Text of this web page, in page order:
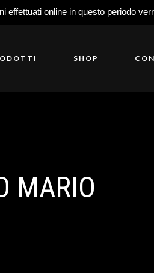
online in questo periodo
SHOP
MARIO